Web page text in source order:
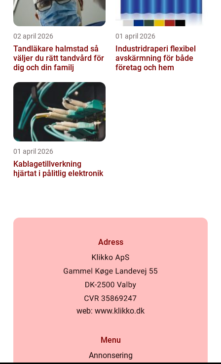
02 april 2026
Tandläkare halmstad så
väljer du rätt tandvård för
dig och din familj
01 april 2026
Industridraperi flexibel
avskärmning för både
företag och hem
01 april 2026
Kablagetillverkning
hjärtat i pålitlig elektronik
Adress
web: www.klikko.dk
Menu
Annonsering